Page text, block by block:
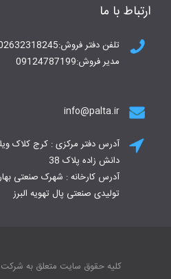
ارتباط با ما
تلفن دفتر فروش:02632318245
مدیر فروش:09124787199
info@palta.ir
آدرس دفتر مرکزی : کرج کلاک
دانش زاده پلاک 38
آدرس کارخانه : شهرک صنعتی
تولیدی صنعتی پال تهویه البرز
کلیه حقوق سایت متعلق به شرکت